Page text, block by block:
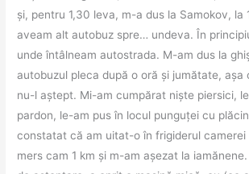
și, pentru 1,30 leva, m-a dus la Samokov, la
aveam alt autobuz spre… undeva. În
unde întâlneam autostrada. M-am dus la
autobuzul pleca după o oră și jumătate, așa
nu-l aștept. Mi-am cumpărat niște piersici,
pardon, le-am pus în locul punguței cu
constatat că am uitat-o în frigiderul camerei
mers cam 1 km și m-am așezat la